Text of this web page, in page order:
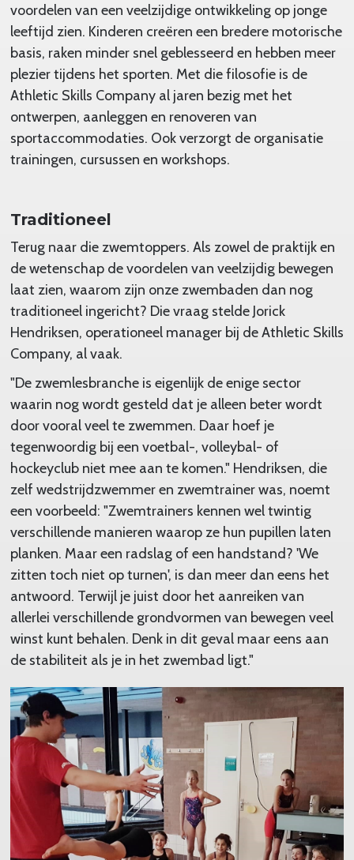
voordelen van een veelzijdige ontwikkeling op jonge
leeftijd zien. Kinderen creëren een bredere motorische
basis, raken minder snel geblesseerd en hebben meer
plezier tijdens het sporten. Met die filosofie is de
Athletic Skills Company al jaren bezig met het
ontwerpen, aanleggen en renoveren van
sportaccommodaties. Ook verzorgt de organisatie
trainingen, cursussen en workshops.
Traditioneel
Terug naar die zwemtoppers. Als zowel de praktijk en
de wetenschap de voordelen van veelzijdig bewegen
laat zien, waarom zijn onze zwembaden dan nog
traditioneel ingericht? Die vraag stelde Jorick
Hendriksen, operationeel manager bij de Athletic Skills
Company, al vaak.
"De zwemlesbranche is eigenlijk de enige sector
waarin nog wordt gesteld dat je alleen beter wordt
door vooral veel te zwemmen. Daar hoef je
tegenwoordig bij een voetbal-, volleybal- of
hockeyclub niet mee aan te komen." Hendriksen, die
zelf wedstrijdzwemmer en zwemtrainer was, noemt
een voorbeeld: "Zwemtrainers kennen wel twintig
verschillende manieren waarop ze hun pupillen laten
planken. Maar een radslag of een handstand? 'We
zitten toch niet op turnen', is dan meer dan eens het
antwoord. Terwijl je juist door het aanreiken van
allerlei verschillende grondvormen van bewegen veel
winst kunt behalen. Denk in dit geval maar eens aan
de stabiliteit als je in het zwembad ligt."